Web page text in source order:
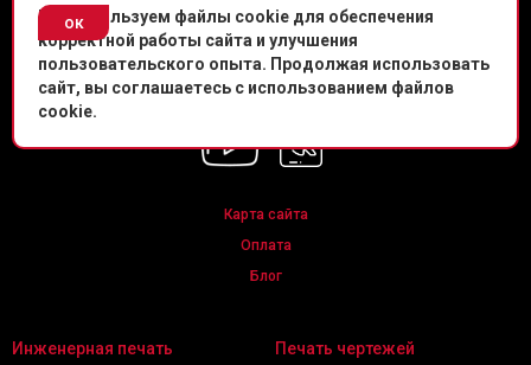
ок
Мы используем файлы cookie для обеспечения
корректной работы сайта и улучшения
пользовательского опыта. Продолжая использовать
сайт, вы соглашаетесь с использованием файлов
cookie.
© Копировальный центр «Копировальня» 2013-
Политика конфиденциальности
Мы в соц. сетях
Карта сайта
Оплата
Блог
Инженерная печать
Печать чертежей